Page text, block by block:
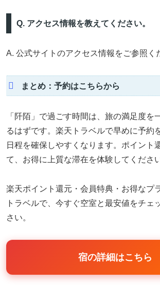
Q. アクセス情報を教えてください。
A. 公式サイトのアクセス情報をご参照く
まとめ：予約はこちらから
「阡陌」で過ごす時間は、旅の満足度を
るはずです。楽天トラベルで早めに予約
日程を確保しやすくなります。ポイント
て、お得に上質な滞在を体験してください
楽天ポイント還元・会員特典・お得なプ
トラベルで、今すぐ空室と最安値をチェ
さい。
宿の詳細はこちら